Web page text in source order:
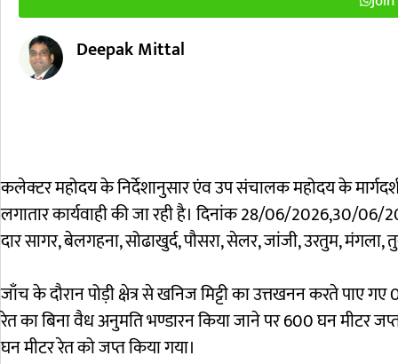
Deepak Mittal
कलेक्टर महोदय के निर्देशानुसार एंव उप संचालक महोदय के
लगातार कार्यवाही की जा रही है। दिनांक 28/06/2026,30/06/
दार सागर, बेलगहना, सोढाखुर्द, पौसरा, सेलर, जांजी, उरतुम, मंगला,
जाँच के दौरान पोड़ी क्षेत्र से खनिज मिट्टी का उत्तखनन करते पाए
रेत का बिना वैध अनुमति भण्डारन किया जाने पर 600 घन मीटर
घन मीटर रेत को जप्त किया गया।